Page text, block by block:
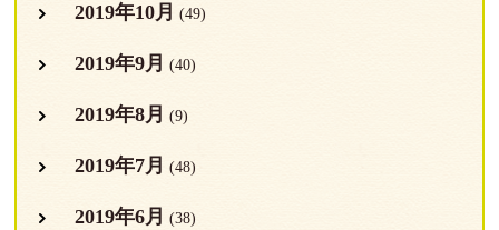
2019年10月 (49)
2019年9月 (40)
2019年8月 (9)
2019年7月 (48)
2019年6月 (38)